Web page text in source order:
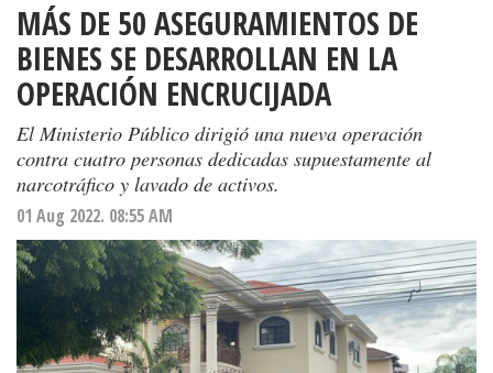
MÁS DE 50 ASEGURAMIENTOS DE
BIENES SE DESARROLLAN EN LA
OPERACIÓN ENCRUCIJADA
El Ministerio Público dirigió una nueva operación
contra cuatro personas dedicadas supuestamente al
narcotráfico y lavado de activos.
01 Aug 2022. 08:55 AM